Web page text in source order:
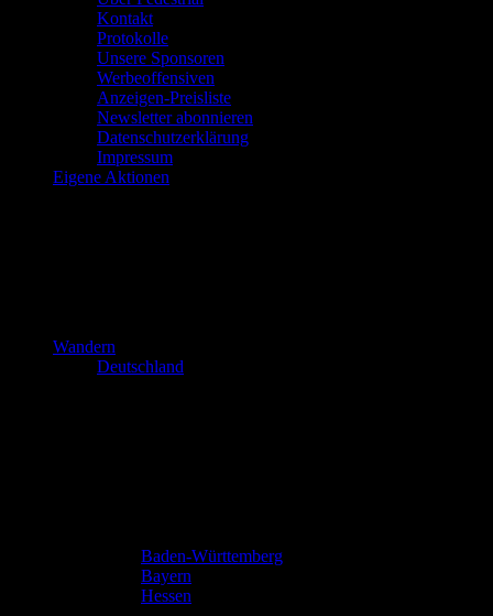
Kontakt
Protokolle
Unsere Sponsoren
Werbeoffensiven
Anzeigen-Preisliste
Newsletter abonnieren
Datenschutzerklärung
Impressum
Eigene Aktionen
Wandern
Deutschland
Baden-Württemberg
Bayern
Hessen